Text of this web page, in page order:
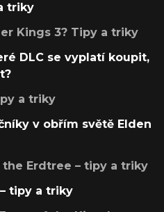
triky
Kings 3? Tipy a triky
DLC se vyplatí koupit,
a triky
v obřím světě Elden
the Erdtree – tipy a triky
tipy a triky